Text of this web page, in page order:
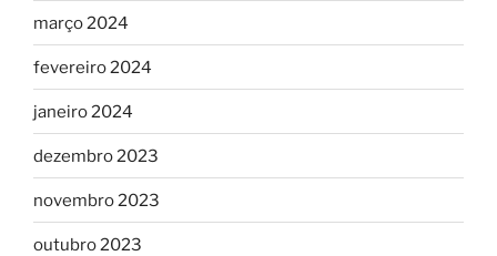
março 2024
fevereiro 2024
janeiro 2024
dezembro 2023
novembro 2023
outubro 2023